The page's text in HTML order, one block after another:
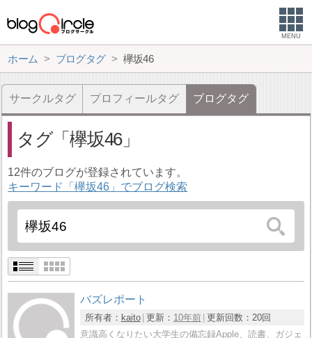
MENU
ホーム ブログタグ 欅坂46
サークルタグ プロフィールタグ ブログタグ
タグ 欅坂46
12件のブログが登録されています。
キーワード「欅坂46」でブログ検索
バズレポート
所有者： kaito 更新： 10年前 更新回数： 20回
意識高くなりたい大学生の備忘録Apple、読書、ガジェ